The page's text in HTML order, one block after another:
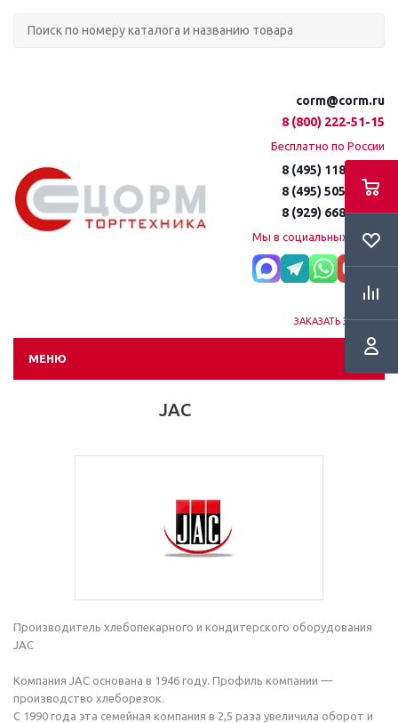
corm@corm.ru
8 (800) 222-51-15
Бесплатно по России
8 (495) 118-61-16
8 (495) 505-51-15
8 (929) 668-95-35
Мы в социальных сетях:
ЗАКАЗАТЬ ЗВОНОК
МЕНЮ
JAC
Производитель хлебопекарного и кондитерского оборудования
JAC
Компания JAC основана в 1946 году. Профиль компании —
производство хлеборезок.
С 1990 года эта семейная компания в 2,5 раза увеличила оборот и